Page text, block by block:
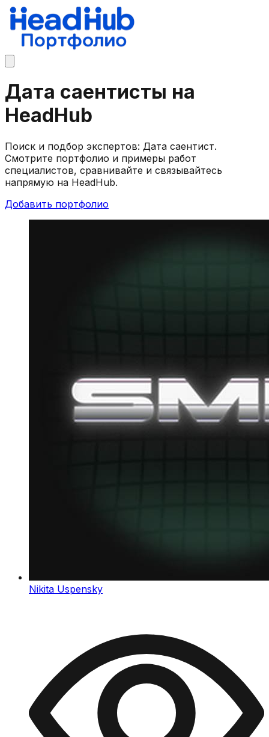
Дата саентисты на
HeadHub
Поиск и подбор экспертов: Дата саентист.
Смотрите портфолио и примеры работ
специалистов, сравнивайте и связывайтесь
напрямую на HeadHub.
Добавить портфолио
Nikita Uspensky